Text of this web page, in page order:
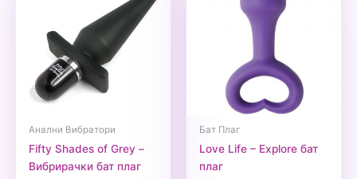
Анални Вибратори
Fifty Shades of Grey –
Вибрирачки бат плаг
Бат Плаг
Love Life – Explore бат
плаг